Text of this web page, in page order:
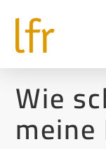
Wie
meine